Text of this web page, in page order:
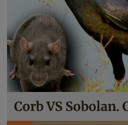
Corb VS Sobolan.